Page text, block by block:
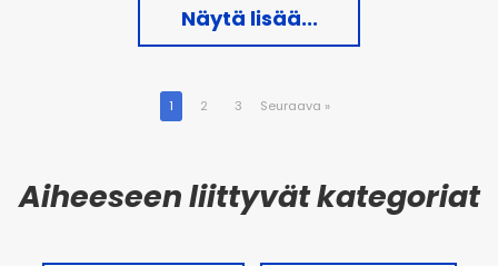
Näytä lisää...
1 2 3 Seuraava »